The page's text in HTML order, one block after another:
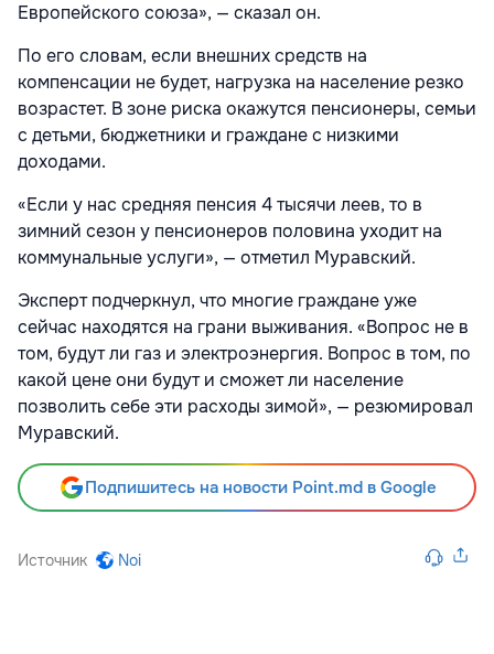
Европейского союза», — сказал он.
По его словам, если внешних средств на
компенсации не будет, нагрузка на население резко
возрастет. В зоне риска окажутся пенсионеры, семьи
с детьми, бюджетники и граждане с низкими
доходами.
«Если у нас средняя пенсия 4 тысячи леев, то в
зимний сезон у пенсионеров половина уходит на
коммунальные услуги», — отметил Муравский.
Эксперт подчеркнул, что многие граждане уже
сейчас находятся на грани выживания. «Вопрос не в
том, будут ли газ и электроэнергия. Вопрос в том, по
какой цене они будут и сможет ли население
позволить себе эти расходы зимой», — резюмировал
Муравский.
Подпишитесь на новости Point.md в Google
Источник Noi